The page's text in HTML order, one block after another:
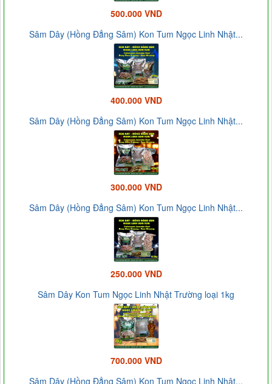
500.000 VND
Sâm Dây (Hồng Đẳng Sâm) Kon Tum Ngọc Linh Nhật...
400.000 VND
Sâm Dây (Hồng Đẳng Sâm) Kon Tum Ngọc Linh Nhật...
300.000 VND
Sâm Dây (Hồng Đẳng Sâm) Kon Tum Ngọc Linh Nhật...
250.000 VND
Sâm Dây Kon Tum Ngọc Linh Nhật Trường loại 1kg
700.000 VND
Sâm Dây (Hồng Đẳng Sâm) Kon Tum Ngọc Linh Nhật...